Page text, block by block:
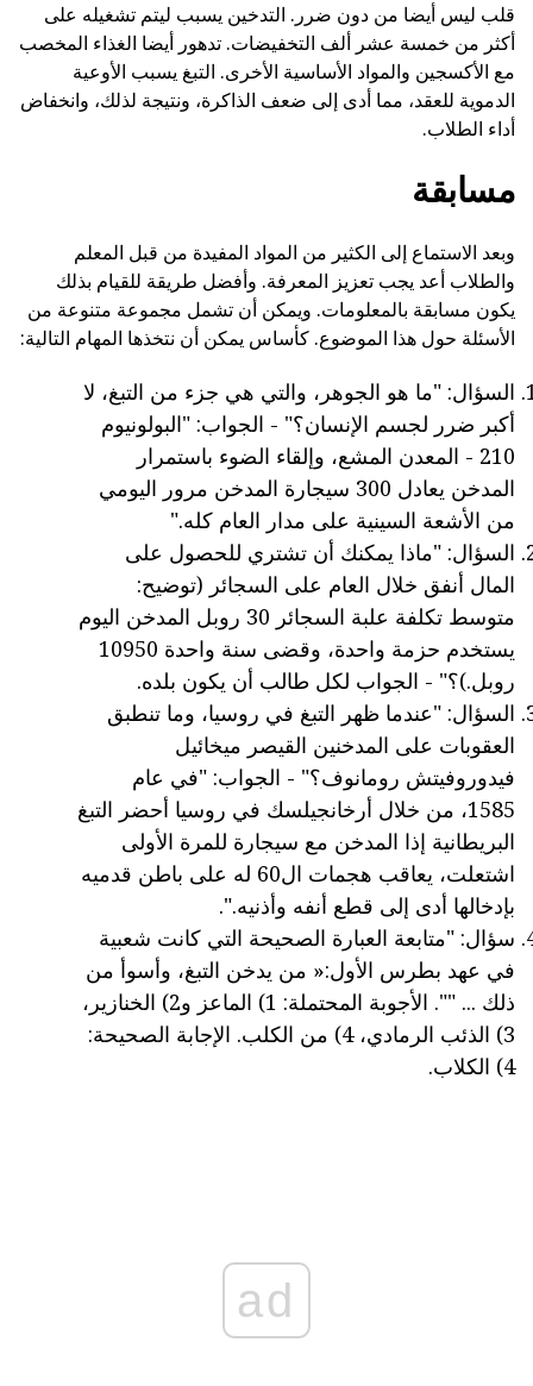
قلب ليس أيضا من دون ضرر. التدخين يسبب ليتم تشغيله على
أكثر من خمسة عشر ألف التخفيضات. تدهور أيضا الغذاء المخصب
مع الأكسجين والمواد الأساسية الأخرى. التبغ يسبب الأوعية
الدموية للعقد، مما أدى إلى ضعف الذاكرة، ونتيجة لذلك، وانخفاض
أداء الطلاب.
مسابقة
وبعد الاستماع إلى الكثير من المواد المفيدة من قبل المعلم
والطلاب أعد يجب تعزيز المعرفة. وأفضل طريقة للقيام بذلك
يكون مسابقة بالمعلومات. ويمكن أن تشمل مجموعة متنوعة من
الأسئلة حول هذا الموضوع. كأساس يمكن أن نتخذها المهام التالية:
السؤال: "ما هو الجوهر، والتي هي جزء من التبغ، لا
أكبر ضرر لجسم الإنسان؟" - الجواب: "البولونيوم
210 - المعدن المشع، وإلقاء الضوء باستمرار
المدخن يعادل 300 سيجارة المدخن مرور اليومي
من الأشعة السينية على مدار العام كله."
السؤال: "ماذا يمكنك أن تشتري للحصول على
المال أنفق خلال العام على السجائر (توضيح:
متوسط تكلفة علبة السجائر 30 روبل المدخن اليوم
يستخدم حزمة واحدة، وقضى سنة واحدة 10950
روبل.)؟" - الجواب لكل طالب أن يكون بلده.
السؤال: "عندما ظهر التبغ في روسيا، وما تنطبق
العقوبات على المدخنين القيصر ميخائيل
فيدوروفيتش رومانوف؟" - الجواب: "في عام
1585، من خلال أرخانجيلسك في روسيا أحضر التبغ
البريطانية إذا المدخن مع سيجارة للمرة الأولى
اشتعلت، يعاقب هجمات ال60 له على باطن قدميه
بإدخالها أدى إلى قطع أنفه وأذنيه.".
سؤال: "متابعة العبارة الصحيحة التي كانت شعبية
في عهد بطرس الأول:« من يدخن التبغ، وأسوأ من
ذلك ... "". الأجوبة المحتملة: 1) الماعز و2) الخنازير،
3) الذئب الرمادي، 4) من الكلب. الإجابة الصحيحة:
4) الكلاب.
ad